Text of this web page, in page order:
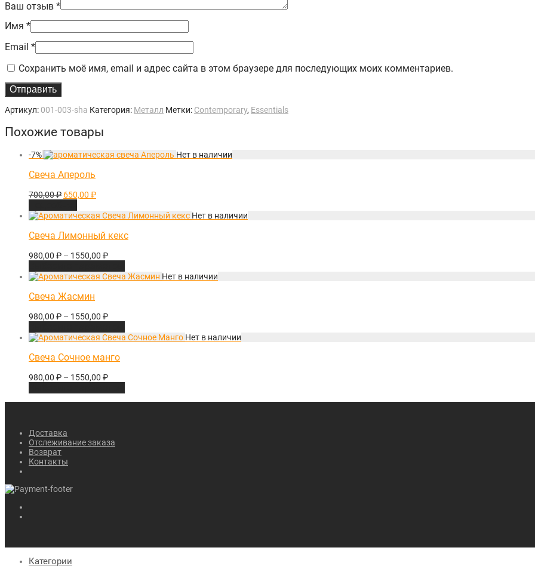
Ваш отзыв *
Имя *
Email *
Сохранить моё имя, email и адрес сайта в этом браузере для последующих моих комментариев.
Артикул: 001-003-sha Категория: Металл Метки: Contemporary, Essentials
Похожие товары
-7%
Свеча Апероль
700,00₽ Первоначальная
составляла
700,00 ₽.
650,00 ₽Текущая
650,00 ₽.
Свеча Лимонный кекс
980,00 ₽ – 1550,00 ₽
Свеча Жасмин
980,00 ₽ – 1550,00 ₽
Свеча Сочное манго
980,00 ₽ – 1550,00 ₽
Доставка
Отслеживание заказа
Возврат
Контакты
Категории